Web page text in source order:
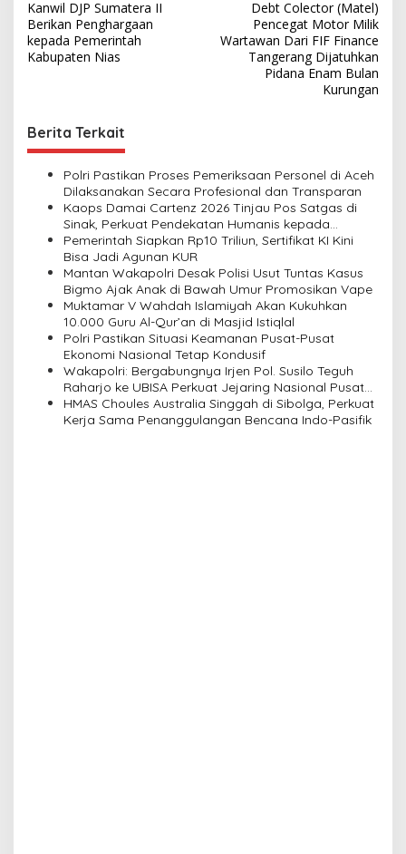
o
s
t
a
v
Kanwil DJP Sumatera II
Berikan Penghargaan
kepada Pemerintah
Kabupaten Nias
Debt Colector (Matel)
Pencegat Motor Milik
Wartawan Dari FIF Finance
Tangerang Dijatuhkan
Pidana Enam Bulan
Kurungan
Berita Terkait
Polri Pastikan Proses Pemeriksaan Personel di Aceh
Dilaksanakan Secara Profesional dan Transparan
Kaops Damai Cartenz 2026 Tinjau Pos Satgas di
Sinak, Perkuat Pendekatan Humanis kepada
Masyarakat
Pemerintah Siapkan Rp10 Triliun, Sertifikat KI Kini
Bisa Jadi Agunan KUR
Mantan Wakapolri Desak Polisi Usut Tuntas Kasus
Bigmo Ajak Anak di Bawah Umur Promosikan Vape
Muktamar V Wahdah Islamiyah Akan Kukuhkan
10.000 Guru Al-Qur’an di Masjid Istiqlal
Polri Pastikan Situasi Keamanan Pusat-Pusat
Ekonomi Nasional Tetap Kondusif
Wakapolri: Bergabungnya Irjen Pol. Susilo Teguh
Raharjo ke UBISA Perkuat Jejaring Nasional Pusat
Studi Kepolisian
HMAS Choules Australia Singgah di Sibolga, Perkuat
Kerja Sama Penanggulangan Bencana Indo-Pasifik